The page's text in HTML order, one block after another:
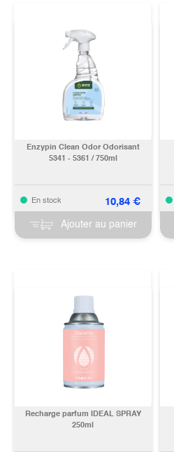
Enzypin Clean Odor Odorisant
5341 - 5361 / 750ml
En stock 10,84€
Ajouter au panier
Recharge parfum IDEAL SPRAY
250ml